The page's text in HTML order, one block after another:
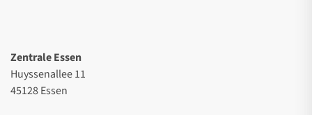
Zentrale Essen
Huyssenallee 11
45128 Essen